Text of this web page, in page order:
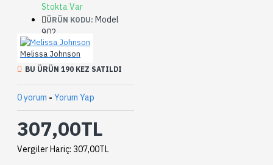
Stokta Var
ÜRÜN KODU: Model
902
Melissa Johnson
BU ÜRÜN 190 KEZ SATILDI
0 yorum - Yorum Yap
307,00TL
Vergiler Hariç: 307,00TL